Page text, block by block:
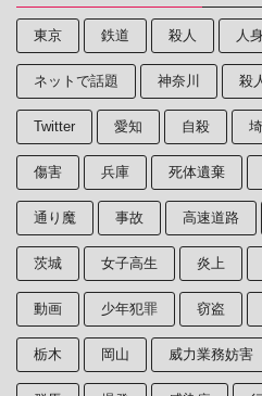
東京 鉄道 殺人 人
ネットで話題 神奈川 殺
Twitter 愛知 自殺
傷害 兵庫 死体遺棄
通り魔 事故 高速道路
茨城 女子高生 炎上
動画 少年犯罪 窃盗
栃木 岡山 威力業務妨害